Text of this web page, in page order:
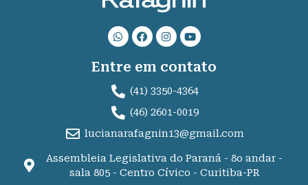
Entre em contato
(41) 3350-4364
(46) 2601-0019
lucianarafagnin13@gmail.com
Assembleia Legislativa do Paraná - 8o andar -
sala 805 - Centro Cívico - Curitiba-PR